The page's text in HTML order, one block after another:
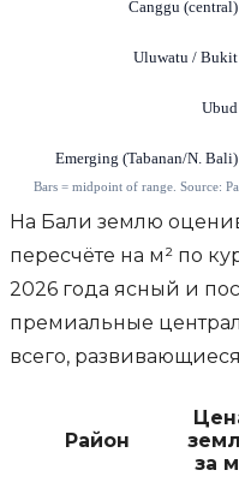
На Бали землю
пересчёте на м² по
2026 года ясный и
премиальные
всего,
Район
за